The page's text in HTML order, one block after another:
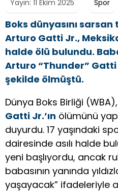
Yayın: 11 Ekim 2025 Spor
Boks dünyasını
Arturo Gatti Jr.,
halde ölü bulundu.
Arturo “Thunder” Gatti
şekilde ölmüştü.
Dünya Boks Birliği
Gatti Jr.’ın ölümünü
duyurdu. 17 yaşındaki
dairesinde asılı halde
yeni başlıyordu, ancak
babasının yanında
yaşayacak” ifadeleriyle